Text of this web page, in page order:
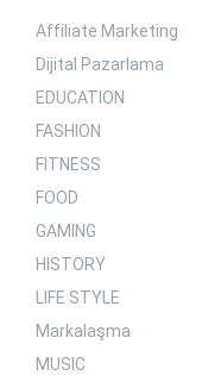
Affiliate Marketing
Dijital Pazarlama
EDUCATION
FASHION
FITNESS
FOOD
GAMING
HISTORY
LIFE STYLE
Markalaşma
MUSIC